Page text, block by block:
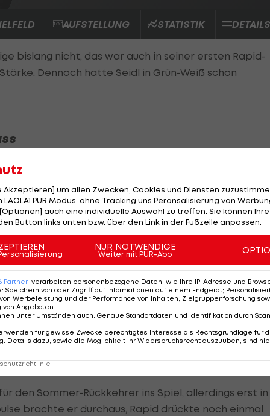
AUFSTELLUNG STATISTIK DETAILS
bislang nicht, das war auch in seiner ersten Rapid-
Dennoch hatte Seidl in Grün-Weiß schon
die Entscheidung bei "Sky" knapp so: "Weil ich
guten Impuls geben kann, und weil wir uns für
im Derby ein "Fass" aufzumachen, habe
Fans nach der Ernennung Seidls zum Kapitän
neben dem stets besonnen auftretenden
im Kader.
ausgeglichener Positionskollege Seidls den
den Sommer-Rückkehrer ins Spiel, allerdings erst in
brachte er durchaus, Rapid drückte noch einmal
Akzeptieren] um allen Zwecken, Cookies und Diensten
PUR Modus, ohne Tracking uns Peronsalisierung von
auch eine individuelle Auswahl zu treffen. Sie können
Button links unten bzw. über den Link in der Fußzeile anpassen.
NUR NOTWENDIGE
Weiter mit PUR-Abo
Partner verarbeiten personenbezogene Daten, wie Ihre IP-Adresse und
: Speichern von oder Zugriff auf Informationen auf einem Endgerät;
Werbeleistung und der Performance von Inhalten, Zielgruppenforschung
von Angeboten.
unter Umständen auch: Genaue Standortdaten und Identifikation durch
für gewisse Zwecke berechtigtes Interesse als Rechtsgrundlage für
Details dazu, sowie die Möglichkeit Ihr Widerspruchsrecht auszuüben, sind